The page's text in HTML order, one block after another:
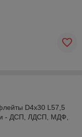
D4x30 L57,5
- ДСП, ЛДСП, МДФ,